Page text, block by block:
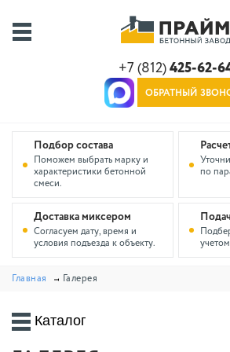
+7 (812) 425-62-
ОБРАТНЫЙ
Подбор состава
Поможем выбрать марку и
характеристики бетонной
смеси.
по
Доставка миксером
Согласуем дату, время и
условия подъезда к объекту.
Главная Галерея
Каталог